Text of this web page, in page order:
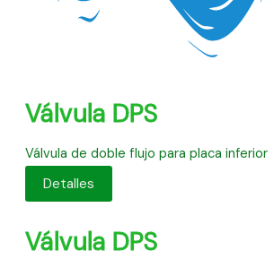
Válvula DPS
Válvula de doble flujo para placa inferior
Detalles
Válvula DPS